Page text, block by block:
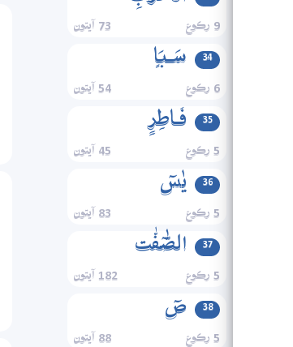
9 رڪوع 73 آيتون
34 سَـبَاٍ
6 رڪوع 54 آيتون
35 فَـاطِرٍ
5 رڪوع 45 آيتون
36 یٰسٓ
5 رڪوع 83 آيتون
37 الصّٰٓفّٰت
5 رڪوع 182 آيتون
38 صٓ
5 رڪوع 88 آيتون